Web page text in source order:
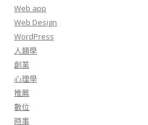
Web app
Web Design
WordPress
人類學
創業
心理學
推薦
數位
時事